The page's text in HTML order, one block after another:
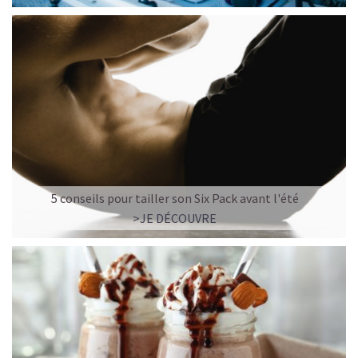
LE PLAISIR D’UN DESSERT GLACÉ, SANS LE SUCRE EN
TROP
5 conseils pour tailler son Six Pack avant l'été
>JE DÉCOUVRE